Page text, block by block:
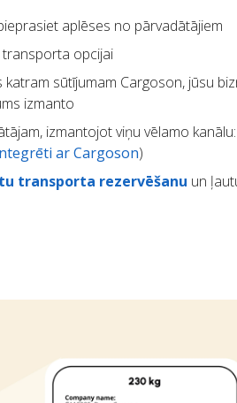
aplēses no pārvadātājiem
transporta opcijai
sūtījumam Cargoson, jūsu
izmanto
izmantojot viņu vēlamo
ar Cargoson)
transporta rezervēšanu un